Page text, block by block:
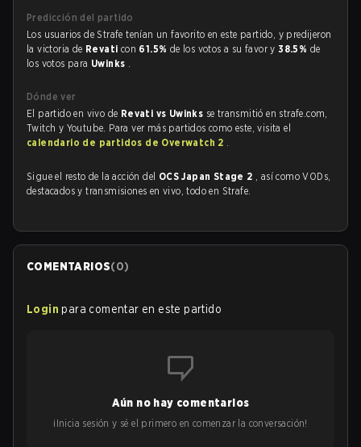
Predicción del partido
Los usuarios de Strafe tenían un favorito en este partido, y predijeron
la victoria de Revati con 61.5% de los votos a su favor y38.5% de
los votos para Uwinks .
Dónde ver
El partido en vivo de Revati vs Uwinks se transmitió en strafe.com,
Twitch y Youtube. Para ver más partidos como este, visita el
calendario de partidos de Overwatch 2 .
Sigue el resto de la acción del OCS Japan Stage 2 , así como VODs,
destacados y transmisiones en vivo, todo en Strafe.
COMENTARIOS(0)
Login para comentar en este partido
Aún no hay comentarios
¡Inicia sesión y sé el primero en comenzar la conversación!